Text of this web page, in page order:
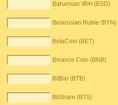
Bahamian डॉलर (BSD)
Belarusian Ruble (BYN)
BetaCoin (BET)
Binance Coin (BNB)
BitBar (BTB)
BitShare (BTS)